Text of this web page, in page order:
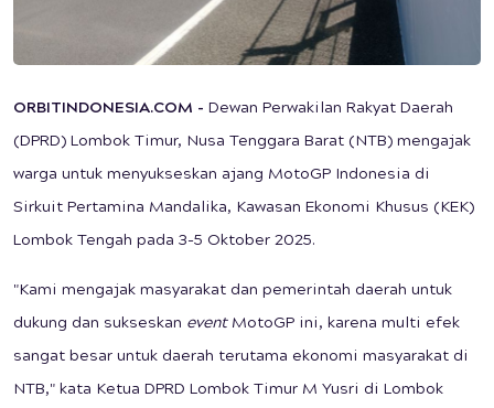
ORBITINDONESIA.COM - Dewan Perwakilan Rakyat Daerah
(DPRD) Lombok Timur, Nusa Tenggara Barat (NTB) mengajak
warga untuk menyukseskan ajang MotoGP Indonesia di
Sirkuit Pertamina Mandalika, Kawasan Ekonomi Khusus (KEK)
Lombok Tengah pada 3-5 Oktober 2025.
"Kami mengajak masyarakat dan pemerintah daerah untuk
dukung dan sukseskan eventMotoGP ini, karena multi efek
sangat besar untuk daerah terutama ekonomi masyarakat di
NTB," kata Ketua DPRD Lombok Timur M Yusri di Lombok